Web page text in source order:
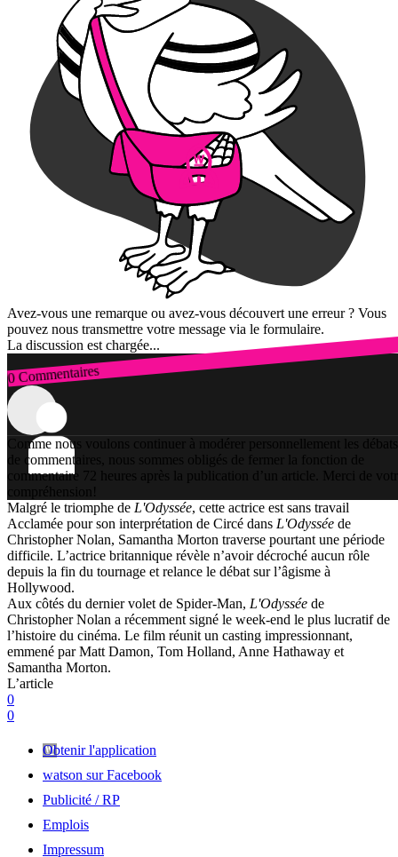
Avez-vous une remarque ou avez-vous découvert une erreur ? Vous
pouvez nous transmettre votre message via le formulaire.
La discussion est chargée...
0 Commentaires
Connexion
Comme nous voulons continuer à modérer personnellement les débats
de commentaires, nous sommes obligés de fermer la fonction de
commentaire 72 heures après la publication d’un article. Merci de
compréhension!
Malgré le triomphe de L'Odyssée, cette actrice est sans travail
Acclamée pour son interprétation de Circé dans L'Odyssée de
Christopher Nolan, Samantha Morton traverse pourtant une période
difficile. L’actrice britannique révèle n’avoir décroché aucun rôle
depuis la fin du tournage et relance le débat sur l’âgisme à
Hollywood.
Aux côtés du dernier volet de Spider-Man, L'Odyssée de
Christopher Nolan a récemment signé le week-end le plus lucratif de
l’histoire du cinéma. Le film réunit un casting impressionnant,
emmené par Matt Damon, Tom Holland, Anne Hathaway et
Samantha Morton.
L’article
0
0
Obtenir l'application
watson sur Facebook
Publicité / RP
Emplois
Impressum